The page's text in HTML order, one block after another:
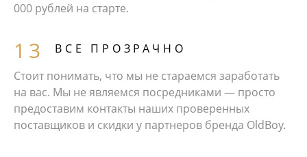
000 рублей на старте.
ВСЕ ПРОЗРАЧНО
Стоит понимать, что мы не стараемся заработать
на вас. Мы не являемся посредниками — просто
предоставим контакты наших проверенных
поставщиков и скидки у партнеров бренда OldBoy.